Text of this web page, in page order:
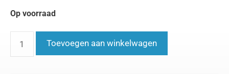
Op voorraad
Toevoegen aan winkelwagen